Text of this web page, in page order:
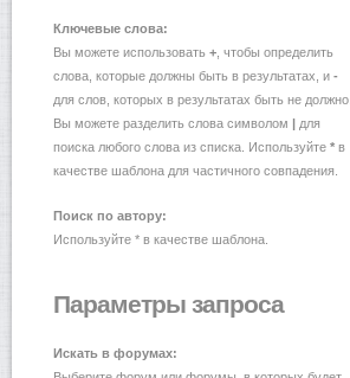
Ключевые слова:
Вы можете использовать + , чтобы определить
слова, которые должны быть в результатах, и -
для слов, которых в результатах быть не должно.
Вы можете разделить слова символом | для
поиска любого слова из списка. Используйте * в
качестве шаблона для частичного совпадения.
Поиск по автору:
Используйте * в качестве шаблона.
Параметры запроса
Искать в форумах: